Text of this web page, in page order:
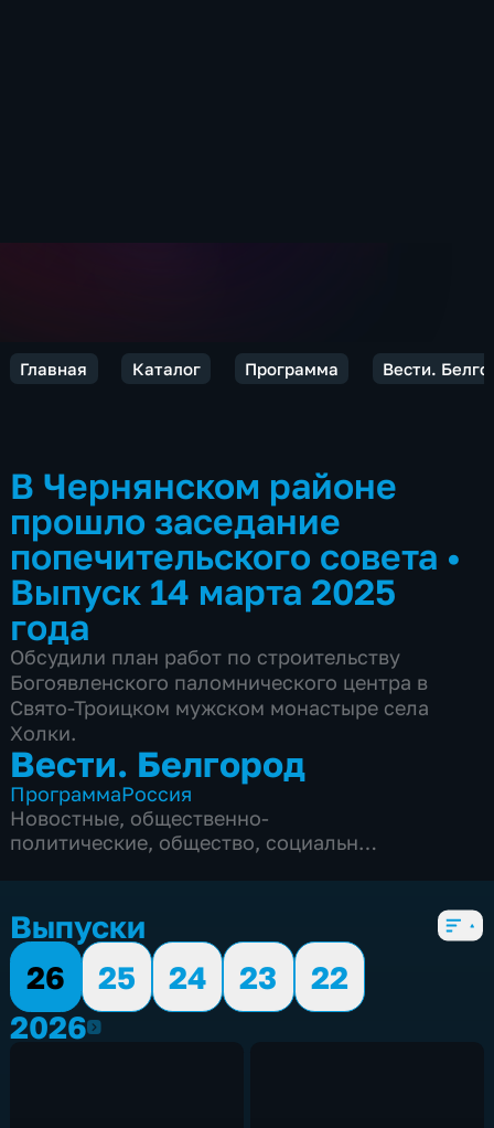
Главная Каталог Программа Вести.
В Чернянском районе
прошло заседание
попечительского совета •
Выпуск 14 марта 2025
года
Обсудили план работ по строительству
Богоявленского паломнического центра в
Свято-Троицком мужском монастыре села
Холки.
Вести. Белгород
ПрограммаРоссия
Новостные, общественно-
политические, общество, социально-
Выпуски
26
25 24 23
22
20262026